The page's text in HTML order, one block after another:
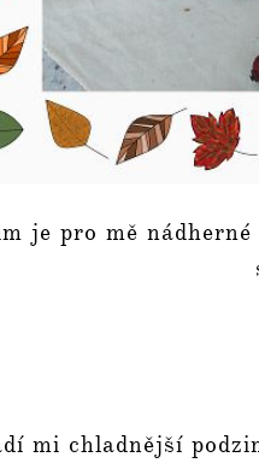
je pro mě
mi chladnější